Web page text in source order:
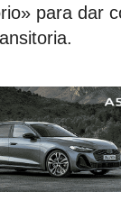
para dar